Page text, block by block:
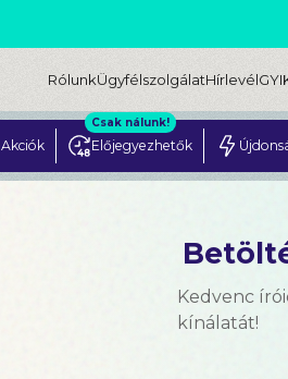
RólunkÜgyfélszolgálatHírlevél
Akciók Előjegyezhetők
Csak nálunk!
Kedvenc
kínálatát!